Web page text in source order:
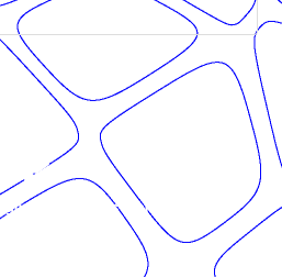
- 2024 - Tous droits réservés -
légales